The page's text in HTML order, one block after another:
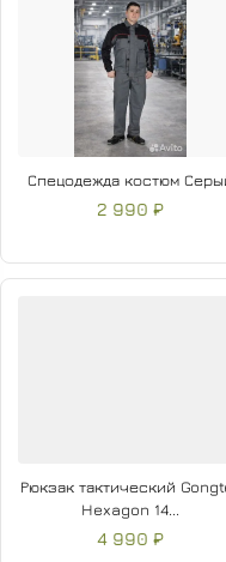
Спецодежда костюм
2 990 ₽
Рюкзак тактический
Hexagon 14...
4 990 ₽